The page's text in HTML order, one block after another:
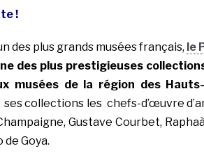
!
des plus grands musées français, le
des plus prestigieuses
musées de la région des
collections les chefs-d’œuvre
Gustave Courbet,
Goya.